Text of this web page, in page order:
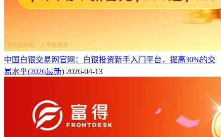
中国白银交易网官网：白银投资新手入门平台，提高30%的交
易水平(2026最新) 2026-04-13